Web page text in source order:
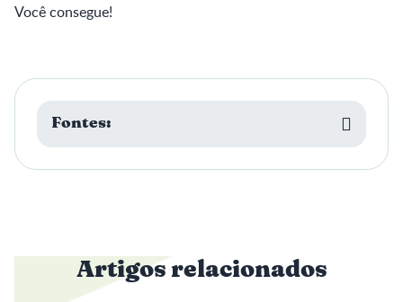
Você consegue!
Fontes:
Artigos relacionados